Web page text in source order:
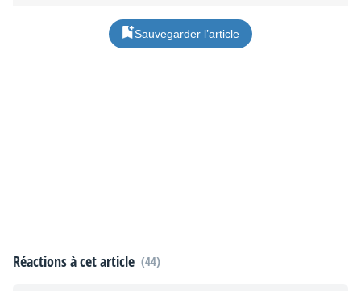
Sauvegarder l’article
Réactions à cet article (44)